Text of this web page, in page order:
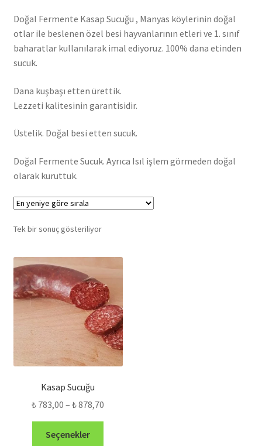
Doğal Fermente Kasap Sucuğu , Manyas köylerinin doğal
otlar ile beslenen özel besi hayvanlarının etleri ve 1. sınıf
baharatlar kullanılarak imal ediyoruz. 100% dana etinden
sucuk.
Dana kuşbaşı etten ürettik.
Lezzeti kalitesinin garantisidir.
Üstelik. Doğal besi etten sucuk.
Doğal Fermente Sucuk. Ayrıca Isıl işlem görmeden doğal
olarak kuruttuk.
Tek bir sonuç gösteriliyor
Kasap Sucuğu
₺ 783,00 –₺878,70
Seçenekler